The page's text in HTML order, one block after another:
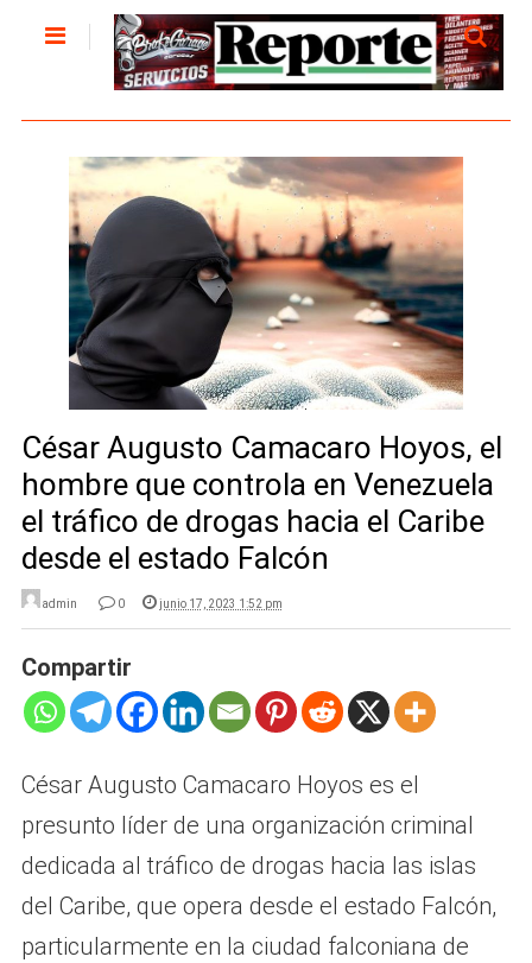
César Augusto Camacaro Hoyos, el
hombre que controla en Venezuela
el tráfico de drogas hacia el Caribe
desde el estado Falcón
admin 0 junio 17, 2023 1:52 pm
Compartir
César Augusto Camacaro Hoyos es el
presunto líder de una organización criminal
dedicada al tráfico de drogas hacia las islas
del Caribe, que opera desde el estado Falcón,
particularmente en la ciudad falconiana de